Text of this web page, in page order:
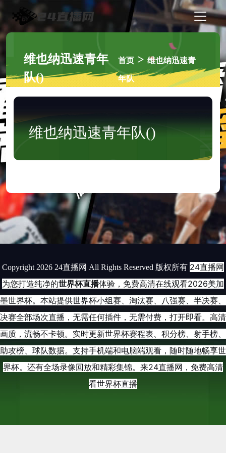
维也纳迅速青年
队()
首页> 维也纳迅速青
年队
维也纳迅速青年队()
Copyright 2026 24直播网 All Rights Reserved 版权所有 24直播网
为您打造纯净的世界杯直播体验，免费高清在线观看2026美加
墨世界杯。本站提供世界杯小组赛、淘汰赛、八强赛、半决赛、
决赛全部场次直播，无需任何插件，无需付费，打开即看。高清
画质，流畅不卡顿。实时更新世界杯赛程表、积分榜、射手榜、
助攻榜、球队数据。支持手机端和电脑端观看，随时随地畅享世
界杯。还有全场录像回放和精彩集锦。来24直播网，免费高清
看世界杯直播